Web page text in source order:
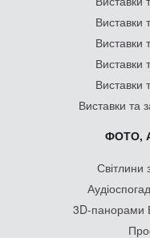
Виставки
Виставки
Виставки
Виставки
Виставки та
ФОТО,
Світлини
3D-панорами